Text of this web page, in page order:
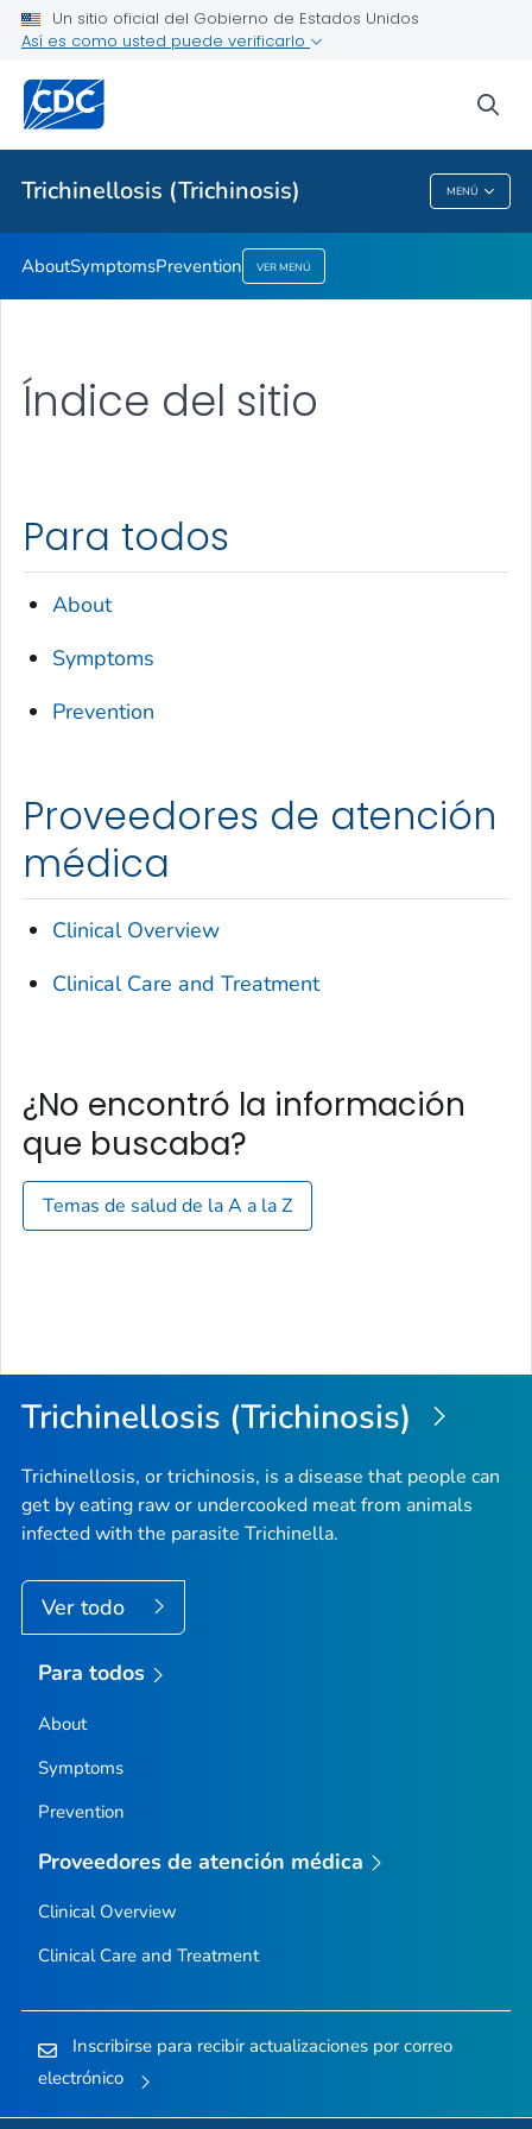
Un sitio oficial del Gobierno de Estados Unidos
Así es como usted puede verificarlo
Trichinellosis (Trichinosis) MENÚ
Prevention
Proveedores de atención médica
Trichinellosis (Trichinosis)
AboutSymptomsPrevention VER MENÚ
Índice del sitio
Para todos
About
Symptoms
Prevention
Proveedores de atención
médica
Clinical Overview
Clinical Care and Treatment
¿No encontró la información
que buscaba?
Temas de salud de la A a la Z
Trichinellosis (Trichinosis)
Trichinellosis, or trichinosis, is a disease that people can
get by eating raw or undercooked meat from animals
infected with the parasite Trichinella.
Ver todo
Para todos
About
Symptoms
Prevention
Proveedores de atención médica
Clinical Overview
Clinical Care and Treatment
Inscribirse para recibir actualizaciones por correo
electrónico